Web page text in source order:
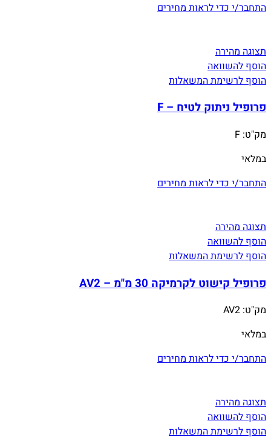
התחבר/י כדי לראות מחירים
תצוגה מהירה
הוסף להשוואה
הוסף לרשימת המשאלות
פרופיל ניתוק לטיח – F
מק"ט: F
במלאי
התחבר/י כדי לראות מחירים
תצוגה מהירה
הוסף להשוואה
הוסף לרשימת המשאלות
פרופיל קישוט לקרמיקה 30 מ"מ – AV2
מק"ט: AV2
במלאי
התחבר/י כדי לראות מחירים
תצוגה מהירה
הוסף להשוואה
הוסף לרשימת המשאלות